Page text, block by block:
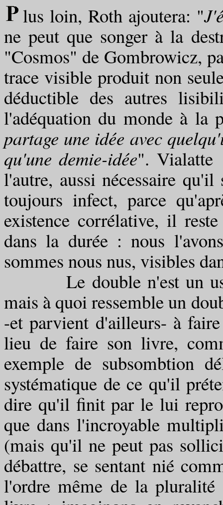
lus loin, Roth ajoutera: "
ne peut que songer à la
"Cosmos" de Gombrowicz,
trace visible produit non
déductible des autres
l'adéquation du monde à
partage une idée avec
qu'une demie-idée". Vialatte
l'autre, aussi nécessaire
toujours infect, parce
existence corrélative, il
dans la durée : nous
sommes nous nus, visibles
Le double n'est un
mais à quoi ressemble un
-et parvient d'ailleurs- à
lieu de faire son livre,
exemple de subsombtion
systématique de ce qu'il
dire qu'il finit par le lui
que dans l'incroyable
(mais qu'il ne peut pas
débattre, se sentant nié
l'ordre même de la pluralité